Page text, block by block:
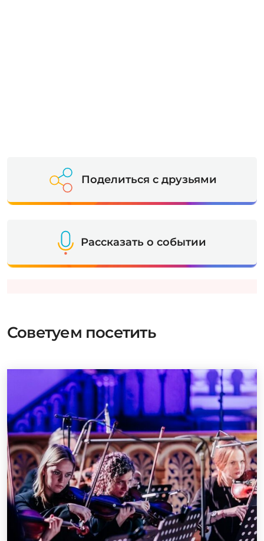
Поделиться с друзьями
Рассказать о событии
Советуем посетить